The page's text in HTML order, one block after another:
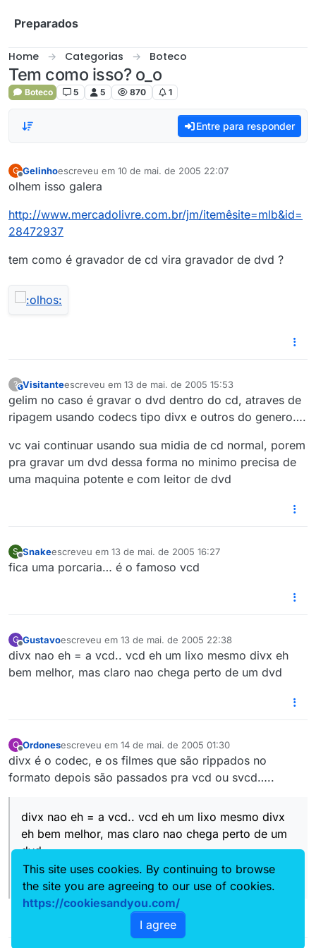
Preparados
Home Categorias Boteco
Tem como isso? o_o
Boteco 5 5 870 1
Entre para responder
G
Offline
Gelinhoescreveu em 10 de mai. de 2005 22:07
última edição por
olhem isso galera
http://www.mercadolivre.com.br/jm/itemêsite=mlb&id=
28472937
tem como é gravador de cd vira gravador de dvd ?
?This user is from outside of this forum
Visitanteescreveu em 13 de mai. de 2005 15:53
última edição por
gelim no caso é gravar o dvd dentro do cd, atraves de
ripagem usando codecs tipo divx e outros do genero….
vc vai continuar usando sua midia de cd normal, porem
pra gravar um dvd dessa forma no minimo precisa de
uma maquina potente e com leitor de dvd
S Snakeescreveu em 13 de mai. de 2005 16:27
última edição por
fica uma porcaria… é o famoso vcd
G Gustavoescreveu em 13 de mai. de 2005 22:38
última edição por
divx nao eh = a vcd.. vcd eh um lixo mesmo divx eh
bem melhor, mas claro nao chega perto de um dvd
O
Offline
Ordonesescreveu em 14 de mai. de 2005 01:30
última edição por
divx é o codec, e os filmes que são rippados no
formato depois são passados pra vcd ou svcd…..
divx nao eh = a vcd.. vcd eh um lixo mesmo divx
eh bem melhor, mas claro nao chega perto de um
dvd
[snapback]254037[/snapback]
This site uses cookies. By continuing to browse
the site you are agreeing to our use of cookies.
https://cookiesandyou.com/
I agree